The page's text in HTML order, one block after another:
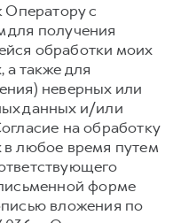
Оператору с
для получения
обработки моих
а также для
неверных или
данных и/или
на обработку
любое время путем
форме
вложения по